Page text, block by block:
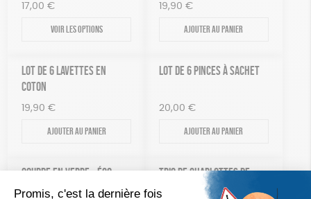
17,00 €
Voir les options
19,90 €
Ajouter au panier
LOT DE 6 LAVETTES EN
COTON
19,90 €
Ajouter au panier
LOT DE 6 PINCES À SACHET
20,00 €
Ajouter au panier
GOURDE EN VERRE – ÉCO-
CONÇUE
TRIO DE CHARLOTTES DE
CONSERVATION